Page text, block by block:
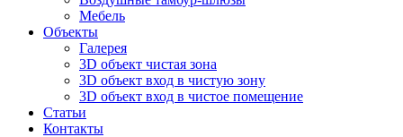
Мебель
Объекты
Галерея
3D объект чистая зона
3D объект вход в чистую зону
3D объект вход в чистое помещение
Статьи
Контакты